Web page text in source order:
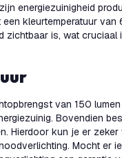
energiezuinigheid
kleurtemperatuur
zichtbaar is, wat cruciaal
van 150
Bovendien
Hierdoor kun je er
Mocht er